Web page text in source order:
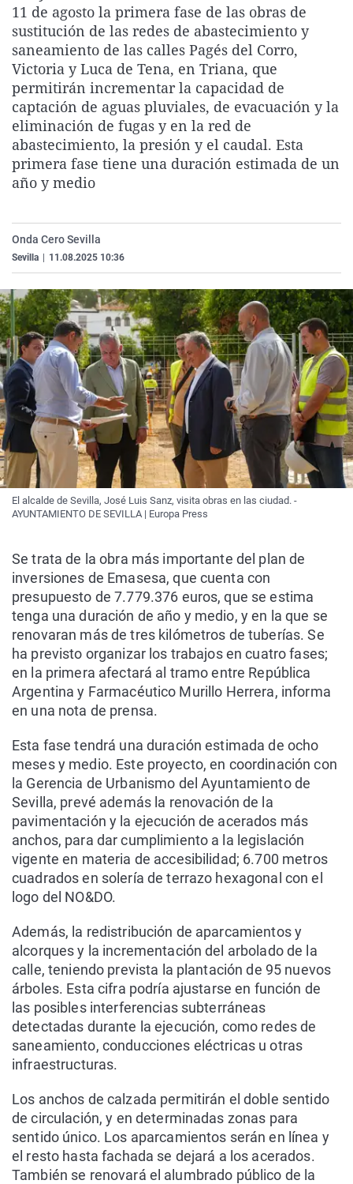
La rosa de los vientos
Gente viajera
Como el perro y el
Caso
Retornados
Equipo de
Operación Viuda
Extremadura
Galicia
La Rioja
Navarra
País Vasco
Virales
Televisión
Elecciones
11 de agosto la primera fase de las obras de
sustitución de las redes de abastecimiento y
saneamiento de las calles Pagés del Corro,
Victoria y Luca de Tena, en Triana, que
permitirán incrementar la capacidad de
captación de aguas pluviales, de evacuación y la
eliminación de fugas y en la red de
abastecimiento, la presión y el caudal. Esta
primera fase tiene una duración estimada de un
año y medio
Onda Cero Sevilla
Sevilla 11.08.2025 10:36
El alcalde de Sevilla, José Luis Sanz, visita obras en las ciudad. -
AYUNTAMIENTO DE SEVILLA | Europa Press
Se trata de la obra más importante del plan de
inversiones de Emasesa, que cuenta con
presupuesto de 7.779.376 euros, que se estima
tenga una duración de año y medio, y en la que se
renovaran más de tres kilómetros de tuberías. Se
ha previsto organizar los trabajos en cuatro fases;
en la primera afectará al tramo entre República
Argentina y Farmacéutico Murillo Herrera, informa
en una nota de prensa.
Esta fase tendrá una duración estimada de ocho
meses y medio. Este proyecto, en coordinación con
la Gerencia de Urbanismo del Ayuntamiento de
Sevilla, prevé además la renovación de la
pavimentación y la ejecución de acerados más
anchos, para dar cumplimiento a la legislación
vigente en materia de accesibilidad; 6.700 metros
cuadrados en solería de terrazo hexagonal con el
logo del NO&DO.
Además, la redistribución de aparcamientos y
alcorques y la incrementación del arbolado de la
calle, teniendo prevista la plantación de 95 nuevos
árboles. Esta cifra podría ajustarse en función de
las posibles interferencias subterráneas
detectadas durante la ejecución, como redes de
saneamiento, conducciones eléctricas u otras
infraestructuras.
Los anchos de calzada permitirán el doble sentido
de circulación, y en determinadas zonas para
sentido único. Los aparcamientos serán en línea y
el resto hasta fachada se dejará a los acerados.
También se renovará el alumbrado público de la